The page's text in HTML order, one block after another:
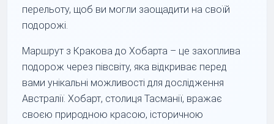
перельоту, щоб ви могли заощадити на своїй
подорожі.
Маршрут з Кракова до Хобарта – це захоплива
подорож через півсвіту, яка відкриває перед
вами унікальні можливості для дослідження
Австралії. Хобарт, столиця Тасманії, вражає
своєю природною красою, історичною